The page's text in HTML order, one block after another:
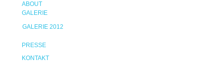
ABOUT
GALERIE
GALERIE 2012
PRESSE
KONTAKT